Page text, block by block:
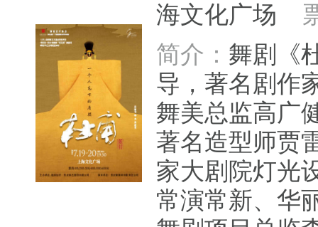
海文化广场
简介： 舞剧《
导，著名剧作
舞美总监高广
著名造型师贾
家大剧院灯光
常演常新、华